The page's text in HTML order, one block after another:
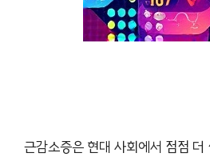
근감소증은 현대 사회에서 점점 더